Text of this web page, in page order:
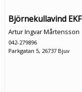
Björnekullavind EKF
Artur Ingvar Mårtensson
042-279896
Parkgatan 5, 26737 Bjuv